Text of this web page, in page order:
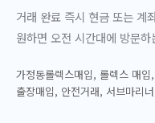
거래 완료 즉시 현금 또는 계
원하면 오전 시간대에 방문
가정동롤렉스매입, 롤렉스 매
출장매입, 안전거래, 서브마리